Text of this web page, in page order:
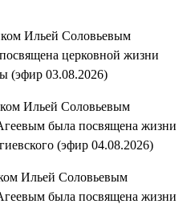
Ильей Соловьевым
церковной жизни
(эфир 03.08.2026)
Ильей Соловьевым
была посвящена жизни
(эфир 04.08.2026)
Ильей Соловьевым
была посвящена жизни